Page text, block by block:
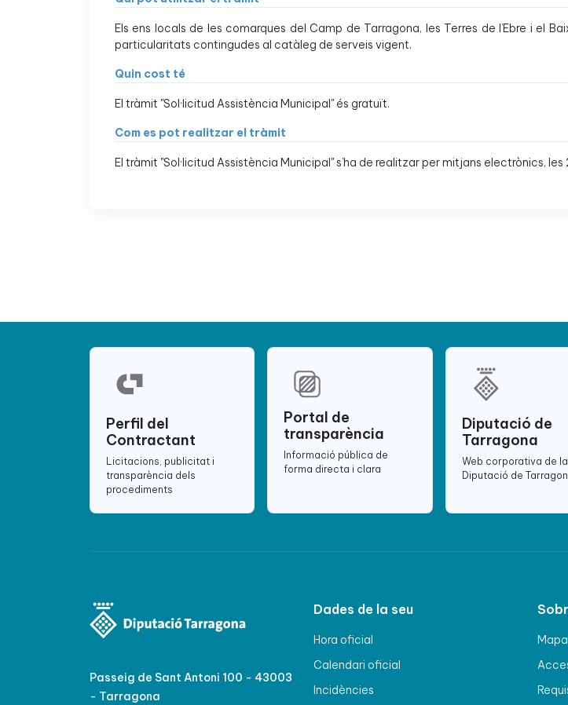
Els ens locals de les comarques del Camp de Tarragona, les Terres de l’Ebre i el
particularitats contingudes al catàleg de serveis vigent.
Quin cost té
El tràmit "Sol·licitud Assistència Municipal" és gratuït.
Com es pot realitzar el tràmit
El tràmit "Sol·licitud Assistència Municipal" s’ha de realitzar per mitjans electrònics,
Perfil del
Contractant
Licitacions, publicitat i
transparència dels
procediments
Portal de
transparència
Informació pública de
forma directa i clara
Diputació de
Tarragona
Web corporativa de la
Diputació de
Passeig de Sant Antoni 100 - 43003
- Tarragona
Dades de la seu
Hora oficial
Calendari oficial
Incidències